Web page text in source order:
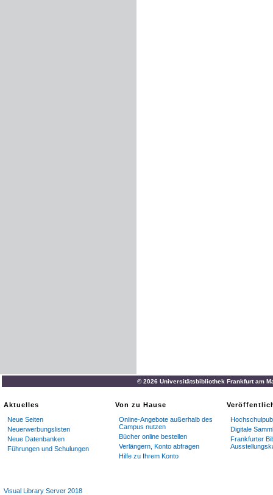
© 2026 Universitätsbibliothek Frankfurt am
Aktuelles
Neue Seiten
Neuerwerbungslisten
Neue Datenbanken
Führungen und Schulungen
Von zu Hause
Online-Angebote außerhalb des
Campus nutzen
Bücher online bestellen
Verlängern, Konto abfragen
Hilfe zu Ihrem Konto
Digitale
Frankfurter
Visual Library Server 2018